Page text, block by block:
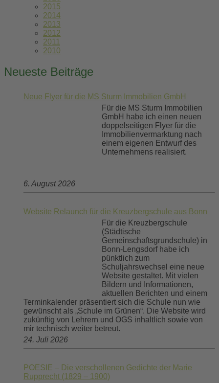
2015
2014
2013
2012
2011
2010
Neueste Beiträge
Neue Flyer für die MS Sturm Immobilien GmbH
Für die MS Sturm Immobilien
GmbH habe ich einen neuen
doppelseitigen Flyer für die
Immobilienvermarktung nach
einem eigenen Entwurf des
Unternehmens realisiert.
6. August 2026
Website Relaunch für die Kreuzbergschule aus Bonn
Für die Kreuzbergschule
(Städtische
Gemeinschaftsgrundschule) in
Bonn-Lengsdorf habe ich
pünktlich zum
Schuljahrswechsel eine neue
Website gestaltet. Mit vielen
Bildern und Informationen,
aktuellen Berichten und einem
Terminkalender präsentiert sich die Schule nun wie
gewünscht als „Schule im Grünen“. Die Website wird
zukünftig von Lehrern und OGS inhaltlich sowie von
mir technisch weiter betreut.
24. Juli 2026
POESIE – Die verschollenen Gedichte der Marie
Rupprecht (1829 – 1900)